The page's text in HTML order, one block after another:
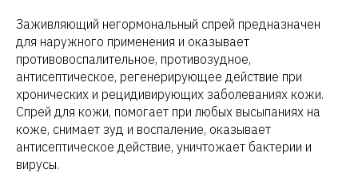
Заживляющий негормональный спрей предназначен
для наружного применения и оказывает
противовоспалительное, противозудное,
антисептическое, регенерирующее действие при
хронических и рецидивирующих заболеваниях кожи.
Спрей для кожи, помогает при любых высыпаниях на
коже, снимает зуд и воспаление, оказывает
антисептическое действие, уничтожает бактерии и
вирусы.